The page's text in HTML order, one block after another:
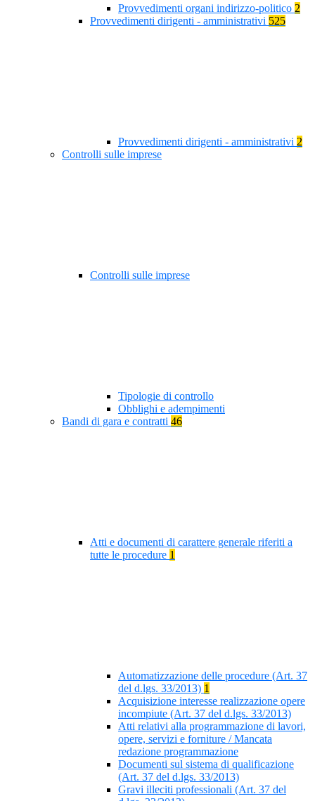
Provvedimenti organi indirizzo-politico 2
Provvedimenti dirigenti - amministrativi 525
Provvedimenti dirigenti - amministrativi 2
Controlli sulle imprese
Controlli sulle imprese
Tipologie di controllo
Obblighi e adempimenti
Bandi di gara e contratti 46
Atti e documenti di carattere generale riferiti a
tutte le procedure 1
Automatizzazione delle procedure (Art. 37
del d.lgs. 33/2013) 1
Acquisizione interesse realizzazione opere
incompiute (Art. 37 del d.lgs. 33/2013)
Atti relativi alla programmazione di lavori,
opere, servizi e forniture / Mancata
redazione programmazione
Documenti sul sistema di qualificazione
(Art. 37 del d.lgs. 33/2013)
Gravi illeciti professionali (Art. 37 del